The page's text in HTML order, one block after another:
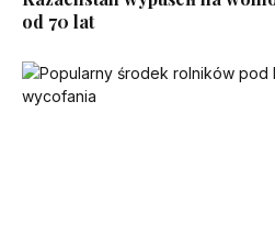
od 70 lat